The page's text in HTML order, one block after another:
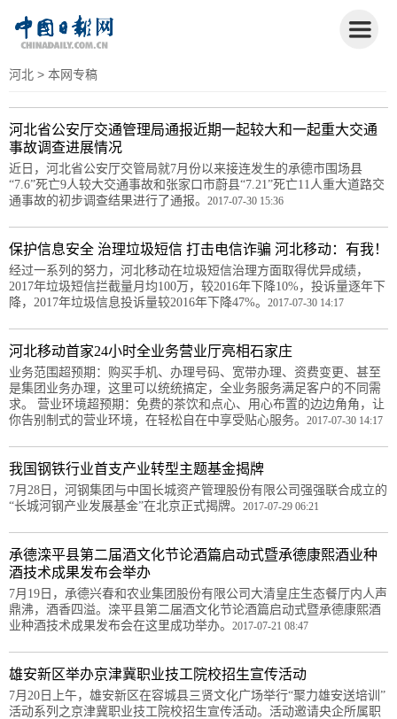
河北 > 本网专稿
河北省公安厅交通管理局通报近期一起较大和一起重大交通
事故调查进展情况
近日，河北省公安厅交管局就7月份以来接连发生的承德市围场县
“7.6”死亡9人较大交通事故和张家口市蔚县“7.21”死亡11人重大道路交
通事故的初步调查结果进行了通报。 2017-07-30 15:36
保护信息安全 治理垃圾短信 打击电信诈骗 河北移动：有我！
经过一系列的努力，河北移动在垃圾短信治理方面取得优异成绩，
2017年垃圾短信拦截量月均100万，较2016年下降10%，投诉量逐年下
降，2017年垃圾信息投诉量较2016年下降47%。 2017-07-30 14:17
河北移动首家24小时全业务营业厅亮相石家庄
业务范围超预期：购买手机、办理号码、宽带办理、资费变更、甚至
是集团业务办理，这里可以统统搞定，全业务服务满足客户的不同需
求。 营业环境超预期：免费的茶饮和点心、用心布置的边边角角，让
你告别制式的营业环境，在轻松自在中享受贴心服务。 2017-07-30 14:17
我国钢铁行业首支产业转型主题基金揭牌
7月28日，河钢集团与中国长城资产管理股份有限公司强强联合成立的
“长城河钢产业发展基金”在北京正式揭牌。 2017-07-29 06:21
承德滦平县第二届酒文化节论酒篇启动式暨承德康熙酒业种
酒技术成果发布会举办
7月19日，承德兴春和农业集团股份有限公司大清皇庄生态餐厅内人声
鼎沸，酒香四溢。滦平县第二届酒文化节论酒篇启动式暨承德康熙酒
业种酒技术成果发布会在这里成功举办。 2017-07-21 08:47
雄安新区举办京津冀职业技工院校招生宣传活动
7月20日上午，雄安新区在容城县三贤文化广场举行“聚力雄安送培训”
活动系列之京津冀职业技工院校招生宣传活动。活动邀请央企所属职